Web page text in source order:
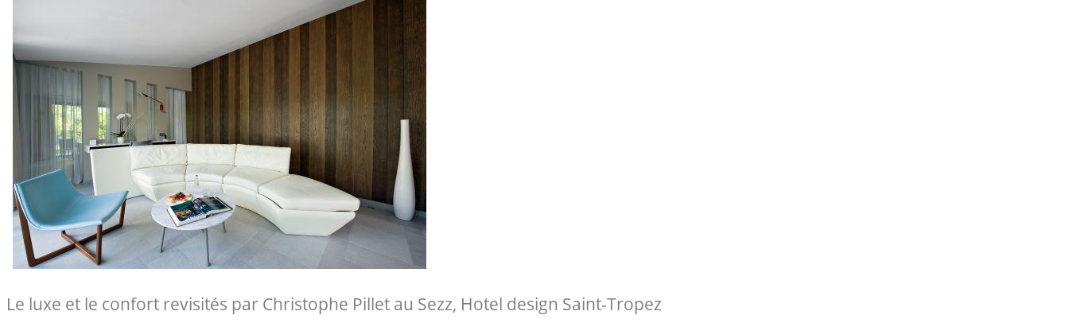
Le luxe et le confort revisités par Christophe Pillet au Sezz, Hotel design Saint-Tropez